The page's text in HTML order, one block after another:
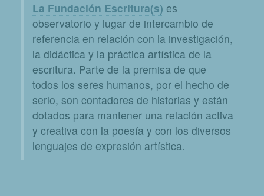
La Fundación Escritura(s) es
observatorio y lugar de intercambio de
referencia en relación con la investigación,
la didáctica y la práctica artística de la
escritura. Parte de la premisa de que
todos los seres humanos, por el hecho de
serlo, son contadores de historias y están
dotados para mantener una relación activa
y creativa con la poesía y con los diversos
lenguajes de expresión artística.